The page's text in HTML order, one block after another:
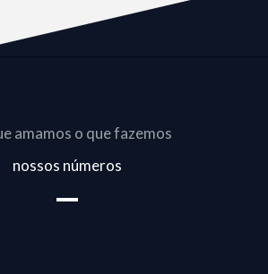
amamos o que fazemos
nossos números